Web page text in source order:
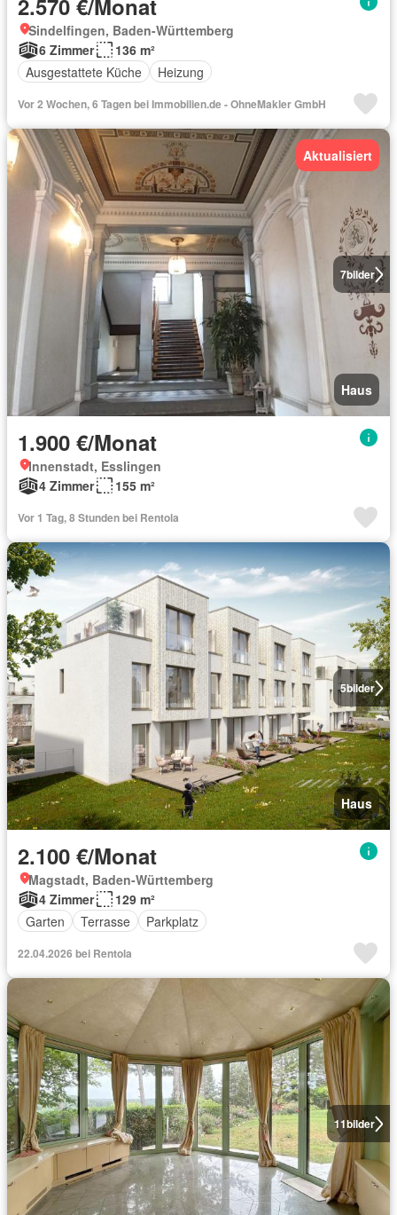
2.570 €/Monat
Sindelfingen, Baden-Württemberg
6 Zimmer
136 m²
Ausgestattete Küche
Heizung
Vor 2 Wochen, 6 Tagen bei Immobilien.de - OhneMakler GmbH
7bilder
Aktualisiert
Haus
1.900 €/Monat
Innenstadt, Esslingen
4 Zimmer
155 m²
Vor 1 Tag, 8 Stunden bei Rentola
5bilder
Haus
2.100 €/Monat
Magstadt, Baden-Württemberg
4 Zimmer
129 m²
Garten
Terrasse Parkplatz
22.04.2026 bei Rentola
11bilder